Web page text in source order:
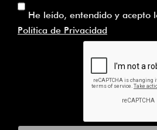
He leído, entendido y acepto
Política de Privacidad